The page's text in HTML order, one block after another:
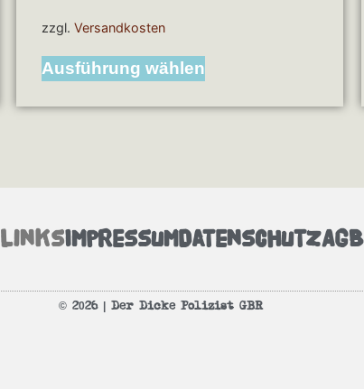
zzgl. Versandkosten
Ausführung wählen
LinksImpressumDatenschutzAGB
© 2026 | Der Dicke Polizist GBR